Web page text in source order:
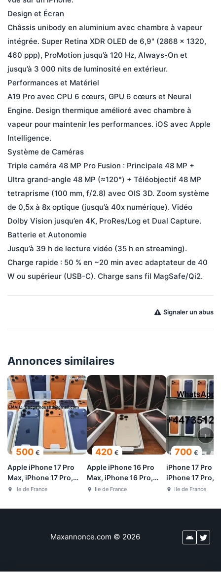
Design et Écran
Châssis unibody en aluminium avec chambre à vapeur
intégrée. Super Retina XDR OLED de 6,9" (2868 × 1320,
460 ppp), ProMotion jusqu’à 120 Hz, Always-On et
jusqu’à 3 000 nits de luminosité en extérieur.
Performances et Matériel
A19 Pro avec CPU 6 cœurs, GPU 6 cœurs et Neural
Engine. Design thermique amélioré avec chambre à
vapeur pour maintenir les performances. iOS avec Apple
Intelligence.
Système de Caméras
Triple caméra 48 MP Pro Fusion : Principale 48 MP +
Ultra grand-angle 48 MP (≈120°) + Téléobjectif 48 MP
tetraprisme (100 mm, f/2.8) avec OIS 3D. Zoom système
de 0,5x à 8x optique (jusqu’à 40x numérique). Vidéo
Dolby Vision jusqu’en 4K, ProRes/Log et Dual Capture.
Batterie et Autonomie
Jusqu’à 39 h de lecture vidéo (35 h en streaming).
Charge rapide : 50 % en ~20 min avec adaptateur de 40
W ou supérieur (USB-C). Charge sans fil MagSafe/Qi2.
Signaler un abus
Annonces similaires
500 €
Apple iPhone 17 Pro
Max, iPhone 17 Pro,
iPhone 17,iPhone Air
Ile de France
420 €
Apple iPhone 16 Pro
Max, iPhone 16 Pro,
iPhone 16
Ile de France
700 €
iPhone 17 Pro
iPhone 17 Pro,
17 Air, iPhone 17,
Ile de France
›
Maxannonce.com © 2026